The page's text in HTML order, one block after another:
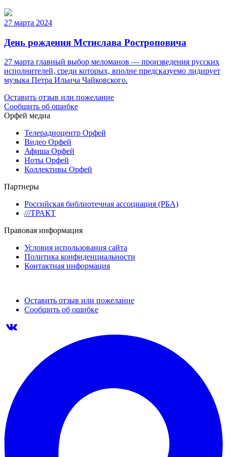
27 марта 2024
День рождения Мстислава Ростроповича
27 марта главный выбор меломанов — произведения русских
исполнителей, среди которых, вполне предсказуемо лидирует
музыка Петра Ильича Чайковского.
Оставить отзыв или пожелание
Сообщить об ошибке
Орфей медиа
Телерадиоцентр Орфей
Видео Орфей
Афиша Орфей
Ноты Орфей
Коллективы Орфей
Партнеры
Российская библиотечная ассоциация (РБА)
///ТРАКТ
Правовая информация
Условия использования сайта
Политика конфиденциальности
Контактная информация
Оставить отзыв или пожелание
Сообщить об ошибке